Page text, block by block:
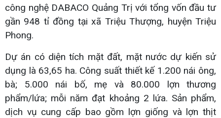
công nghệ DABACO Quảng Trị với tổng vốn đầu tư
gần 948 tỉ đồng tại xã Triệu Thượng, huyện Triệu
Phong.
Dự án có diện tích mặt đất, mặt nước dự kiến sử
dụng là 63,65 ha. Công suất thiết kế 1.200 nái ông,
bà; 5.000 nái bố, mẹ và 80.000 lợn thương
phẩm/lứa; mỗi năm đạt khoảng 2 lứa. Sản phẩm,
dịch vụ cung cấp bao gồm lợn giống và lợn thịt